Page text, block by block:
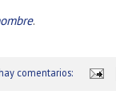
.
comentarios: